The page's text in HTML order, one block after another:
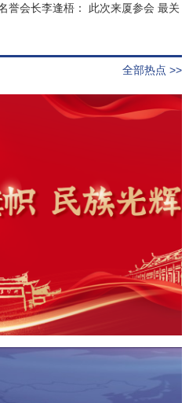
誉会长李逢梧： 此次来厦参会 最关
全部热点 >>